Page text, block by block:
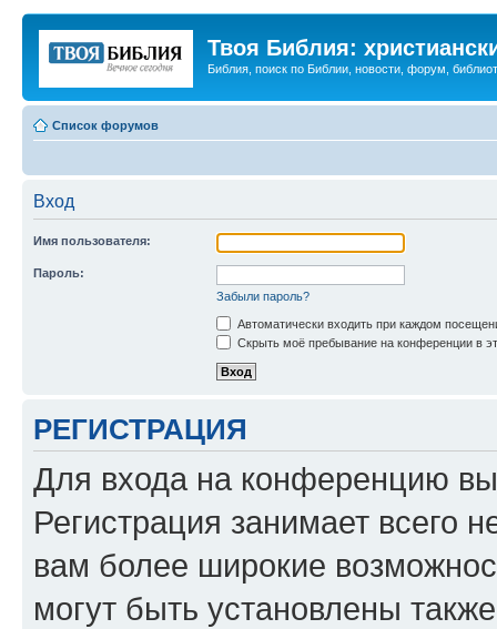
Твоя Библия:
Библия, поиск по Библии, новости, форум,
Список форумов
Вход
Имя пользователя:
Пароль:
Забыли пароль?
Автоматически входить при каждом
Скрыть моё пребывание на конференции в
РЕГИСТРАЦИЯ
Для входа на конференцию
Регистрация занимает всего
вам более широкие
могут быть установлены